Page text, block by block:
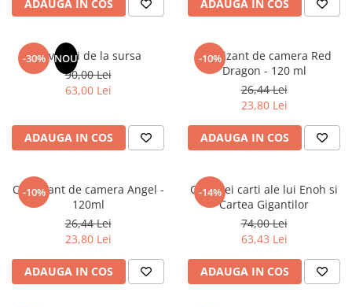
Elevi de 10 plus
Lecturi Scolare
Lumea Copilariei
Ma pregatesc pentru scoala
Clasa a II-a
Clasa a III-a
Clasa a IV-a
Clasa a V-a
Clasa a VI-a
Clasa a VII-a
Clasa a VIII-a
Clasa I
ADAUGA IN COS ADAUGA IN COS
-30% NOU
Revelatii de la sursa
90,00 Lei
63,00 Lei
ADAUGA IN COS
-10%
Odorizant de camera Red
Dragon - 120 ml
26,44 Lei
23,80 Lei
ADAUGA IN COS
-10%
Odorizant de camera Angel -
120ml
26,44 Lei
23,80 Lei
ADAUGA IN COS
-14%
Cele trei carti ale lui Enoh si
Cartea Gigantilor
74,00 Lei
63,43 Lei
ADAUGA IN COS